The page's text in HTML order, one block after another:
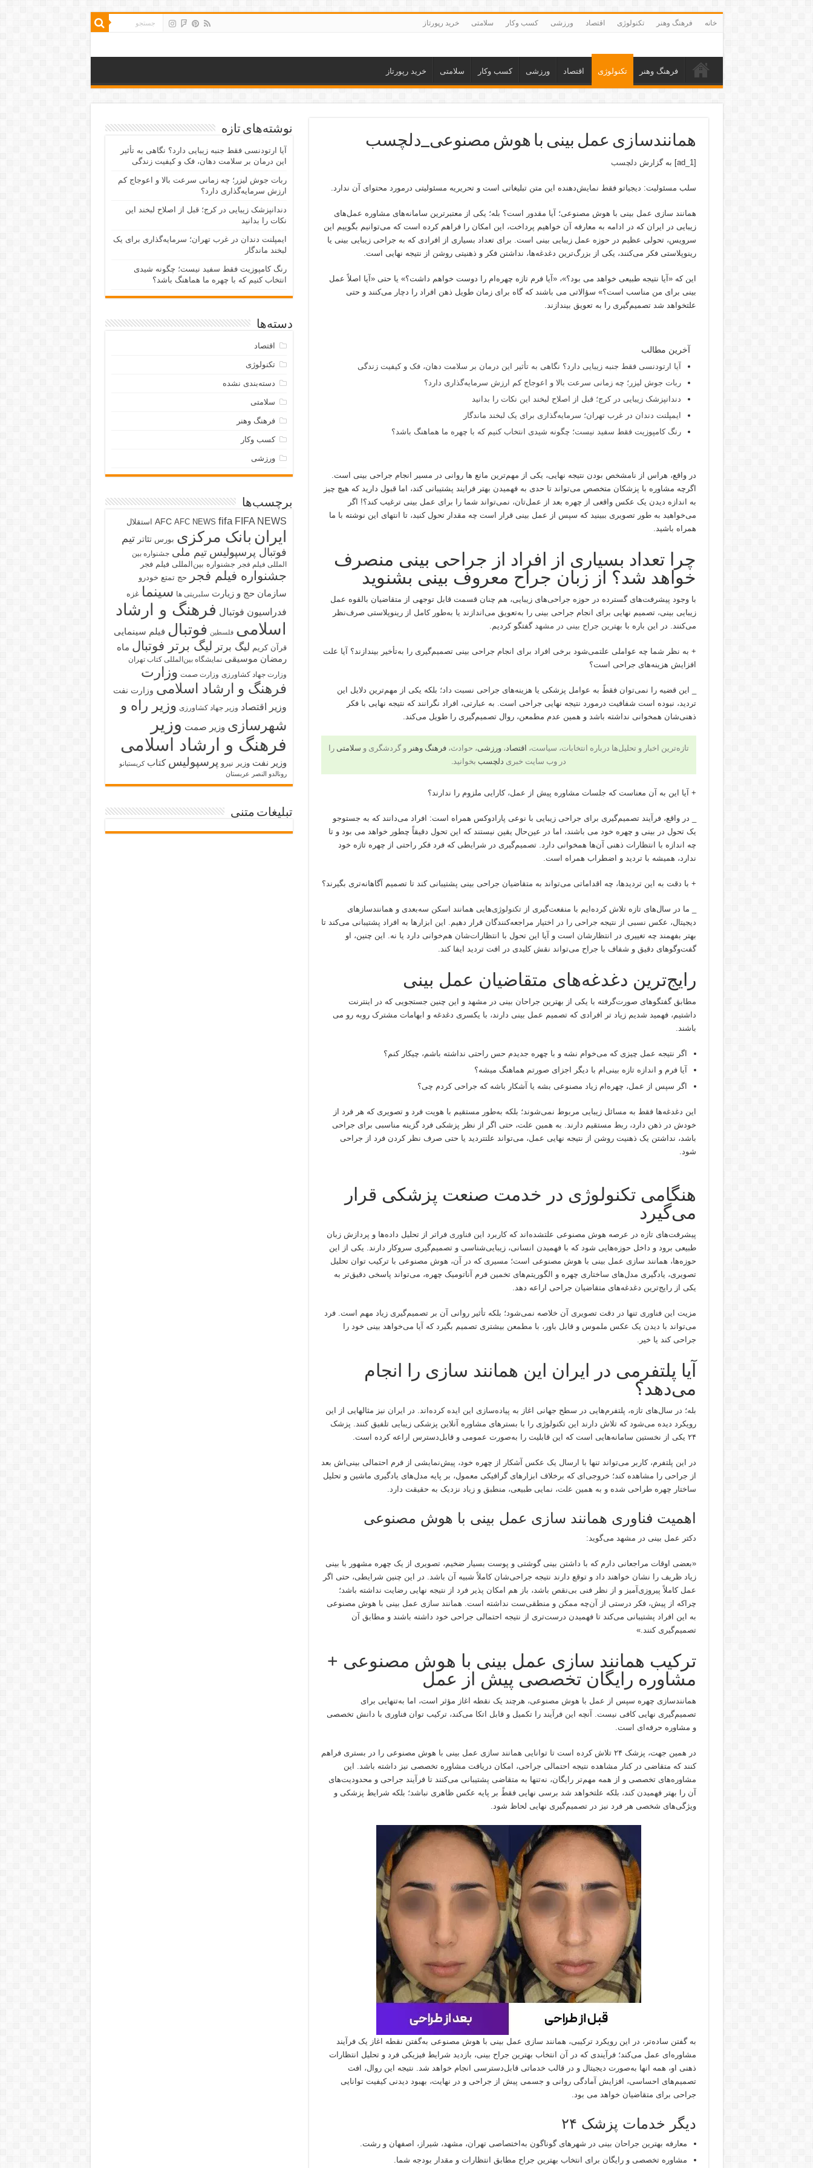
خانه فرهنگ وهنر تکنولوژی اقتصاد ورزشی کسب وکار سلامتی خرید رپورتاز
فرهنگ وهنر تکنولوژی اقتصاد ورزشی کسب وکار سلامتی خرید رپورتاز
همانند‌سازی عمل بینی با هوش مصنوعی_دلچسب
[ad_1] به گزارش دلچسب
سلب مسئولیت: دیجیاتو فقط نمایش‌دهنده این متن تبلیغاتی است و تحریریه مسئولیتی درمورد محتوای آن ندارد.
همانند سازی عمل بینی با هوش مصنوعی؛ آیا مقدور است؟ بله؛ یکی از معتبرترین سامانه‌های مشاوره عمل‌های
زیبایی در ایران که در ادامه به معارفه آن‌ خواهیم پرداخت، این امکان را فراهم کرده است که می‌توانیم بگوییم این
سرویس، تحولی عظیم در حوزه عمل زیبایی بینی است. برای تعداد بسیاری از افرادی که به جراحی زیبایی بینی یا
رینوپلاستی فکر می‌کنند، یکی از بزرگ‌ترین دغدغه‌ها، نداشتن فکر و ذهنیتی روشن از نتیجه نهایی است.
این که «آیا نتیجه طبیعی خواهد می بود؟»، «آیا فرم تازه چهره‌ام را دوست خواهم داشت؟» یا حتی «آیا اصلاً عمل
بینی برای من مناسب است؟» سؤالاتی می باشند که گاه برای زمان طویل ذهن افراد را دچار می‌کنند و حتی
علتخواهد شد تصمیم‌گیری را به تعویق بیندازند.
آخرین مطالب
آیا ارتودنسی فقط جنبه زیبایی دارد؟ نگاهی به تأثیر این درمان بر سلامت دهان، فک و کیفیت زندگی
ربات جوش لیزر؛ چه زمانی سرعت بالا و اعوجاج کم ارزش سرمایه‌گذاری دارد؟
دندانپزشک زیبایی در کرج؛ قبل از اصلاح لبخند این نکات را بدانید
ایمپلنت دندان در غرب تهران؛ سرمایه‌گذاری برای یک لبخند ماندگار
رنگ کامپوزیت فقط سفید نیست؛ چگونه شیدی انتخاب کنیم که با چهره ما هماهنگ باشد؟
در واقع، هراس از نامشخص بودن نتیجه نهایی، یکی از مهم‌ترین مانع ها روانی در مسیر انجام جراحی بینی است.
اگرچه مشاوره با پزشکان متخصص می‌تواند تا حدی به فهمیدن بهتر فرایند پشتیبانی کند، اما قبول دارید که هیچ چیز
به اندازه دیدن یک عکس واقعی از چهره‌ بعد از عمل‌تان، نمی‌تواند شما را برای عمل بینی ترغیب کند؟! اگر
می‌خواهید به طور تصویری ببینید که سپس از عمل بینی قرار است چه مقدار تحول کنید، تا انتهای این نوشته با ما
همراه باشید.
چرا تعداد بسیاری از افراد از جراحی بینی منصرف
خواهد شد؟ از زبان جراح معروف بینی بشنوید
با وجود پیشرفت‌های گسترده در حوزه جراحی‌های زیبایی، هم چنان قسمت قابل توجهی از متقاضیان بالقوه عمل
زیبایی بینی، تصمیم نهایی برای انجام جراحی بینی را به‌تعویق می‌اندازند یا به‌طور کامل از رینوپلاستی صرف‌نظر
می‌کنند. در این باره با بهترین جراح بینی در مشهد گفتگو کردیم.
+ به نظر شما چه عواملی علتمی‌شود برخی افراد برای انجام جراحی بینی تصمیم‌گیری را به‌تأخیر بیندازند؟ آیا علت
افزایش هزینه‌های جراحی است؟
_ این قضیه را نمی‌توان فقطً به عوامل پزشکی یا هزینه‌های جراحی نسبت داد؛ بلکه یکی از مهم‌ترین دلایل این
تردید، نبوده است شفافیت درمورد نتیجه نهایی جراحی است. به عبارتی، افراد نگرانند که نتیجه نهایی با فکر
ذهنی‌شان همخوانی نداشته باشد و همین عدم مطمعن، روال تصمیم‌گیری را طویل می‌کند.
تازه‌ترین اخبار و تحلیل‌ها درباره انتخابات، سیاست، اقتصاد،ورزشی، حوادث،فرهنگ وهنر و گردشگری و سلامتی را
در وب سایت خبری دلچسب بخوانید.
+ آیا این به آن معناست که جلسات مشاوره پیش از عمل، کارایی ملزوم را ندارند؟
_ در واقع، فرآیند تصمیم‌گیری برای جراحی زیبایی با نوعی پارادوکس همراه است: افراد می‌دانند که به جستوجو
یک تحول در بینی و چهره خود می باشند، اما در عین‌حال یقین نیستند که این تحول دقیقاً چطور خواهد می بود و تا
چه اندازه با انتظارات ذهنی آن‌ها همخوانی دارد. تصمیم‌گیری در شرایطی که فرد فکر راحتی از چهره تازه خود
ندارد، همیشه با تردید و اضطراب همراه است.
+ با دقت به این تردیدها، چه اقداماتی می‌تواند به متقاضیان جراحی بینی پشتیبانی کند تا تصمیم آگاهانه‌تری بگیرند؟
_ ما در سال‌های تازه تلاش کرده‌ایم با منفعت‌گیری ازتکنولوژی‌هایی همانند اسکن سه‌بعدی و همانند‌سازهای
دیجیتال، عکس نسبی از نتیجه جراحی را در اختیار مراجعه‌کنندگان قرار دهیم. این ابزارها به افراد پشتیبانی می‌کند تا
بهتر بفهمند چه تغییری در انتظارشان است و آیا این تحول با انتظارات‌شان هم‌خوانی دارد یا نه. این چنین، او
گفت‌وگوهای دقیق و شفاف با جراح می‌تواند نقش کلیدی در افت تردید ایفا کند.
رایج‌ترین دغدغه‌های متقاضیان عمل بینی
مطابق گفتگوهای صورت‌گرفته با یکی از بهترین جراحان بینی در مشهد و این چنین جستجویی که در اینترنت
داشتیم، فهمید شدیم زیاد تر افرادی که تصمیم عمل بینی دارند، با یکسری دغدغه و ابهامات مشترک روبه رو می
باشند.
اگر نتیجه عمل چیزی که می‌خوام نشه و با چهره جدیدم حس راحتی نداشته باشم، چیکار کنم؟
آیا فرم و اندازه تازه بینی‌ام با دیگر اجزای صورتم هماهنگ میشه؟
اگر سپس از عمل، چهره‌ام زیاد مصنوعی بشه یا آشکار باشه که جراحی کردم چی؟
این دغدغه‌ها فقط به مسائل زیبایی مربوط نمی‌شوند؛ بلکه به‌طور مستقیم با هویت فرد و تصویری که هر فرد از
خودش در ذهن دارد، ربط مستقیم دارند. به همین علت، حتی اگر از نظر پزشکی فرد گزینه مناسبی برای جراحی
باشد، نداشتن یک ذهنیت روشن از نتیجه نهایی عمل، می‌تواند علتتردید یا حتی صرف نظر کردن فرد از جراحی
شود.
هنگامی تکنولوژی در خدمت صنعت پزشکی قرار
می‌گیرد
پیشرفت‌های تازه در عرصه هوش مصنوعی علتشده‌اند که کاربرد اینفناوری فراتر از تحلیل داده‌ها و پردازش زبان
طبیعی برود و داخل حوزه‌هایی شود که با فهمیدن انسانی، زیبایی‌شناسی و تصمیم‌گیری سروکار دارند. یکی از این
حوزه‌ها، همانند ‌سازی عمل بینی با هوش مصنوعی است؛ مسیری که در آن، هوش مصنوعی با ترکیب توان تحلیل
تصویری، یادگیری مدل‌های ساختاری چهره و الگوریتم‌های تخمین فرم آناتومیک چهره، می‌تواند پاسخی دقیق‌تر به
یکی از رایج‌ترین دغدغه‌های متقاضیان جراحی اراعه دهد.
مزیت این فناوری تنها در دقت تصویری آن خلاصه نمی‌شود؛ بلکه تأثیر روانی آن بر تصمیم‌گیری زیاد مهم است. فرد
می‌تواند با دیدن یک عکس ملموس و قابل باور، با مطمعن بیشتری تصمیم بگیرد که آیا می‌خواهد بینی خود را
جراحی کند یا خیر.
آیا پلتفرمی در ایران این همانند سازی را انجام
می‌دهد؟
بله؛ در سال‌های تازه، پلتفرم‌هایی در سطح جهانی اغاز به پیاده‌سازی این ایده کرده‌اند. در ایران نیز مثالهایی از این
رویکرد دیده می‌شود که تلاش دارند این تکنولوژی را با بسترهای مشاوره آنلاین پزشکی زیبایی تلفیق کنند. پزشک
۲۴ یکی از نخستین سامانه‌هایی است که این قابلیت را به‌صورت عمومی و قابل‌دسترس اراعه کرده است.
در این پلتفرم، کاربر می‌تواند تنها با ارسال یک عکس آشکار از چهره خود، پیش‌نمایشی از فرم احتمالی بینی‌اش بعد
از جراحی را مشاهده کند؛ خروجی‌ای که برخلاف ابزارهای گرافیکی معمول، بر پایه مدل‌های یادگیری ماشین و تحلیل
ساختار چهره طراحی شده و به همین علت، نمایی طبیعی، منطبق و زیاد نزدیک به حقیقت دارد.
اهمیت فناوری همانند سازی عمل بینی با هوش مصنوعی
دکتر عمل بینی در مشهد می‌گوید:
«بعضی اوقات مراجعانی دارم که با داشتن بینی گوشتی و پوست بسیار ضخیم، تصویری از یک چهره مشهور با بینی
زیاد ظریف را نشان خواهند داد و توقع دارند نتیجه جراحی‌شان کاملاً شبیه آن باشد. در این چنین شرایطی، حتی اگر
عمل کاملاً پیروزی‌آمیز و از نظر فنی بی‌نقص باشد، باز هم امکان پذیر فرد از نتیجه نهایی رضایت نداشته باشد؛
چراکه از پیش، فکر درستی از آن‌چه ممکن و منطقی‌ست نداشته است. همانند ‌سازی عمل بینی با هوش مصنوعی
به این افراد پشتیبانی می‌کند تا فهمیدن درست‌تری از نتیجه احتمالی جراحی خود داشته باشند و مطابق آن
تصمیم‌گیری کنند.»
ترکیب همانند سازی عمل بینی با هوش مصنوعی +
مشاوره رایگان تخصصی پیش از عمل
همانند‌سازی چهره سپس از عمل با هوش مصنوعی، هرچند یک نقطه اغاز مؤثر است، اما به‌تنهایی برای
تصمیم‌گیری نهایی کافی نیست. آنچه این فرآیند را تکمیل و قابل اتکا می‌کند، ترکیب توان فناوری با دانش تخصصی
و مشاوره حرفه‌ای است.
در همین جهت، پزشک ۲۴ تلاش کرده‌ است تا توانایی همانند‌ سازی عمل بینی با هوش مصنوعی را در بستری فراهم
کنند که متقاضی در کنار مشاهده نتیجه احتمالی جراحی، امکان دریافت مشاوره تخصصی نیز داشته باشد. این
مشاوره‌های تخصصی و از همه مهم‌تر رایگان، نه‌تنها به متقاضی پشتیبانی می‌کنند تا فرآیند جراحی و محدودیت‌های
آن را بهتر فهمیدن کند، بلکه علتخواهد شد برسی نهایی فقطً بر پایه عکس ظاهری نباشد؛ بلکه شرایط پزشکی و
ویژگی‌های شخصی هر فرد نیز در تصمیم‌گیری نهایی لحاظ شود.
به گفتن ساده‌تر، در این رویکرد ترکیبی، همانند ‌سازی عمل بینی با هوش مصنوعی به‌گفتن نقطه اغاز یک فرآیند
مشاوره‌ای عمل می‌کند؛ فرآیندی که در آن انتخاب بهترین جراح بینی، بازدید شرایط فیزیکی فرد و تحلیل انتظارات
ذهنی او، همه انها به‌صورت دیجیتال و در قالب خدماتی قابل‌دسترسی انجام خواهد شد. نتیجه این روال، افت
تصمیم‌های احساسی، افزایش آمادگی روانی و جسمی پیش از جراحی و در نهایت، بهبود دیدنی کیفیت توانایی
جراحی برای متقاضیان خواهد می بود.
دیگر خدمات پزشک ۲۴
معارفه بهترین جراحان بینی در شهرهای گوناگون به‌اختصاصی تهران، مشهد، شیراز، اصفهان و رشت.
مشاوره تخصصی و رایگان برای انتخاب بهترین جراح مطابق انتظارات و مقدار بودجه شما.
نوشته‌های تازه
آیا ارتودنسی فقط جنبه زیبایی دارد؟ نگاهی به تأثیر
این درمان بر سلامت دهان، فک و کیفیت زندگی
ربات جوش لیزر؛ چه زمانی سرعت بالا و اعوجاج کم
ارزش سرمایه‌گذاری دارد؟
دندانپزشک زیبایی در کرج؛ قبل از اصلاح لبخند این
نکات را بدانید
ایمپلنت دندان در غرب تهران؛ سرمایه‌گذاری برای یک
لبخند ماندگار
رنگ کامپوزیت فقط سفید نیست؛ چگونه شیدی
انتخاب کنیم که با چهره ما هماهنگ باشد؟
دسته‌ها
اقتصاد
تکنولوژی
دسته‌بندی نشده
سلامتی
فرهنگ وهنر
کسب وکار
ورزشی
برچسب‌ها
AFC AFC NEWS fifa FIFA NEWS استقلال
ایران بانک مرکزی بورس تئاتر تیم
فوتبال پرسپولیس تیم ملی جشنواره بین
المللی فیلم فجر جشنواره بین‌المللی فیلم فجر
جشنواره فیلم فجر حج تمتع خودرو
سازمان حج و زیارت سلبریتی ها سینما غزه
فدراسیون فوتبال فرهنگ و ارشاد
اسلامی فلسطین فوتبال فیلم سینمایی
قرآن کریم لیگ برتر لیگ برتر فوتبال ماه
رمضان موسیقی نمایشگاه بین‌المللی کتاب تهران
وزارت جهاد کشاورزی وزارت صمت وزارت
فرهنگ و ارشاد اسلامی وزارت نفت
وزیر اقتصاد وزیر جهاد کشاورزی وزیر راه و
شهرسازی وزیر صمت وزیر
فرهنگ و ارشاد اسلامی
وزیر نفت وزیر نیرو پرسپولیس کتاب کریستیانو
رونالدو النصر عربستان
تبلیغات متنی